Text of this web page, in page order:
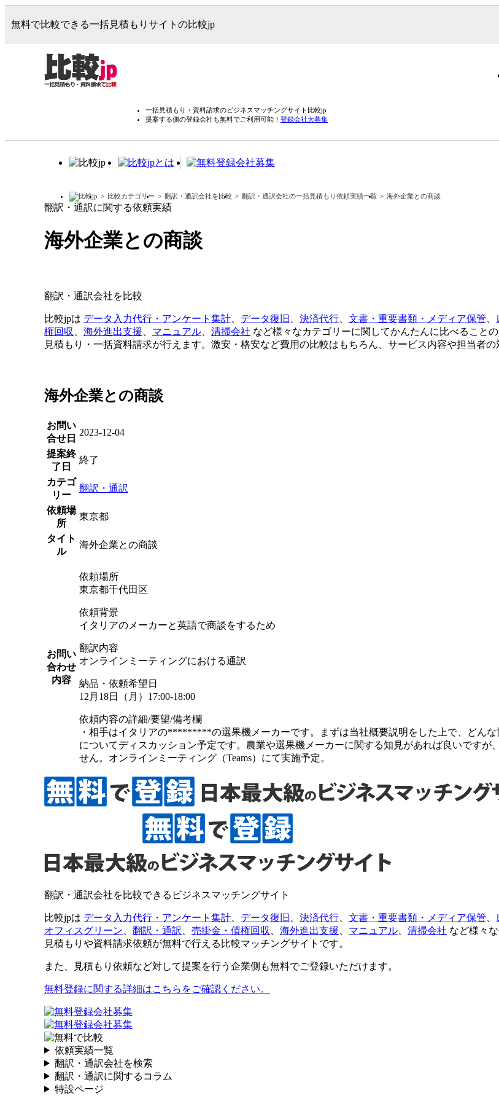
無料で比較できる一括見積もりサイトの比較jp
一括見積もり・資料請求のビジネスマッチングサイト比較jp
提案する側の登録会社も無料でご利用可能！ 登録会社大募集
比較カテゴリー 翻訳・通訳会社を比較 翻訳・通訳会社の一括見積もり依頼実績一覧 海外企業との商談
翻訳・通訳に関する依頼実績
海外企業との商談
翻訳・通訳会社を比較
比較jpは データ入力代行・アンケート集計 データ復旧 決済代行 文書・重要書類・メディア保管
権回収
海外進出支援 マニュアル 清掃会社 など様々なカテゴリーに関してかんたんに比べること
見積もり・一括資料請求が行えます。激安・格安など費用の比較はもちろん、サービス内容や担当者の
海外企業との商談
お問い
合せ日
2023-12-04
提案終
了日
終了
カテゴ
リー
翻訳・通訳
依頼場
所
東京都
タイト
ル
海外企業との商談
お問い
合わせ
内容
依頼場所
東京都千代田区
依頼背景
イタリアのメーカーと英語で商談をするため
翻訳内容
オンラインミーティングにおける通訳
納品・依頼希望日
12月18日（月）17:00-18:00
依頼内容の詳細/要望/備考欄
・相手はイタリアの*********の選果機メーカーです。まずは当社概要説明をした上で、どん
についてディスカッション予定です。農業や選果機メーカーに関する知見があれば良いですが
せん。オンラインミーティング（Teams）にて実施予定。
翻訳・通訳会社を比較できるビジネスマッチングサイト
比較jpは データ入力代行・アンケート集計 データ復旧 決済代行 文書・重要書類・メディア保管
オフィスグリーン
翻訳・通訳 売掛金・債権回収 海外進出支援 マニュアル 清掃会社 など様々
見積もりや資料請求依頼が無料で行える比較マッチングサイトです。
また、見積もり依頼など対して提案を行う企業側も無料でご登録いただけます。
無料登録に関する詳細はこちらをご確認ください。
依頼実績一覧
翻訳・通訳会社を検索
翻訳・通訳に関するコラム
特設ページ